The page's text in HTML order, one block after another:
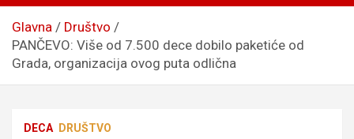
Glavna
Društvo
PANČEVO: Više od 7.500 dece dobilo paketiće od
Grada, organizacija ovog puta odlična
DECA DRUŠTVO